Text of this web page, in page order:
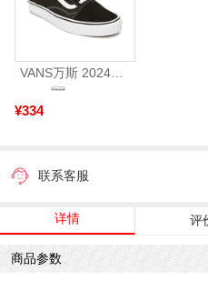
VANS万斯 2024年新款中性OldSkool帆布鞋/硫化鞋VN000D3HY28（延续款）
¥334
¥539
联系客服
详情 评
商品参数